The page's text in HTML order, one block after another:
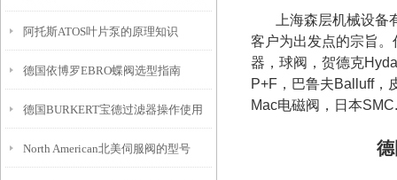
装说明
阿托斯ATOS叶片泵的原理知识
德国依博罗EBRO蝶阀选型指南
德国BURKERT宝德过滤器操作使用
说明
North American北美伺服阀的型号
上海森层机械设备有
客户为出发点的宗旨
器，球阀，贺德克
P+F，巴鲁夫Balluff，
Mac电磁阀，日本